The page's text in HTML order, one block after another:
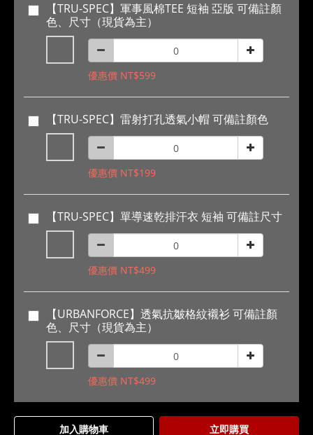
【TRU-SPEC】軍事風棉TEE 短袖 亞版 可備註顏
色、尺寸（現貨為主）
優惠價 NT$599
【TRU-SPEC】雷射打孔透氣小帽 可備註顏色
優惠價 NT$199
【TRU-SPEC】單導速乾排汗衣 短袖 可備註尺寸
優惠價 NT$499
【URBANFORCE】透氣抗皺格紋襯衫 可備註顏
色、尺寸（現貨為主）
優惠價 NT$499
加入購物車 立即購買